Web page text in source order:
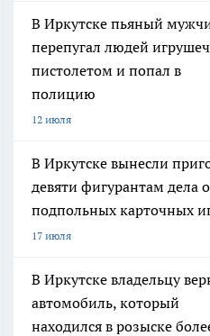
В Иркутске пьяный
перепугал людей
пистолетом и попал в
полицию
12 июля
В Иркутске вынесли
девяти фигурантам дела о
подпольных карточных
17 июля
В Иркутске владельцу
автомобиль, который
находился в розыске